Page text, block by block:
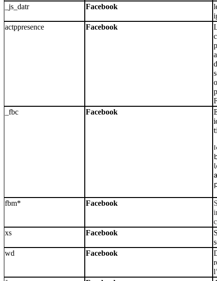
_js_datr
Facebook
actppresence
Facebook
_fbc
Facebook
fbm* Facebook
xs
Facebook
wd
Facebook